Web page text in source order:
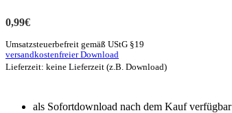
0,99€
Umsatzsteuerbefreit gemäß UStG §19
versandkostenfreier Download
Lieferzeit: keine Lieferzeit (z.B. Download)
als Sofortdownload nach dem Kauf verfügbar